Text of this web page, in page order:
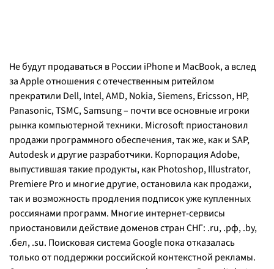
Не будут продаваться в России iPhone и MacBook, а вслед
за Apple отношения с отечественным ритейлом
прекратили Dell, Intel, AMD, Nokia, Siemens, Ericsson, HP,
Panasonic, TSMC, Samsung – почти все основные игроки
рынка компьютерной техники. Microsoft приостановил
продажи программного обеспечения, так же, как и SAP,
Autodesk и другие разработчики. Корпорация Adobe,
выпустившая такие продукты, как Photoshop, Illustrator,
Premiere Pro и многие другие, остановила как продажи,
так и возможность продления подписок уже купленных
россиянами программ. Многие интернет-сервисы
приостановили действие доменов стран СНГ: .ru, .рф, .by,
.бел, .su. Поисковая система Google пока отказалась
только от поддержки российской контекстной рекламы.